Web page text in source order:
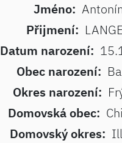
Jméno:
Přijmení:
Datum narození:
Obec narození:
Okres narození:
Domovská obec:
Domovský okres: